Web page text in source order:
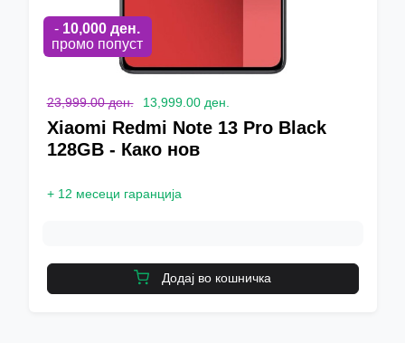
- 10,000 ден.
промо попуст
23,999.00 ден. 13,999.00 ден.
Xiaomi Redmi Note 13 Pro Black
128GB - Како нов
+ 12 месеци гаранција
Додај во кошничка